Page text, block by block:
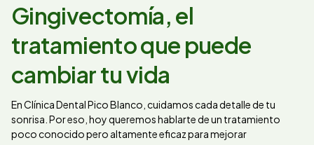
Gingivectomía, el
tratamiento que puede
cambiar tu vida
En Clínica Dental Pico Blanco, cuidamos cada detalle de tu
sonrisa. Por eso, hoy queremos hablarte de un tratamiento
poco conocido pero altamente eficaz para mejorar